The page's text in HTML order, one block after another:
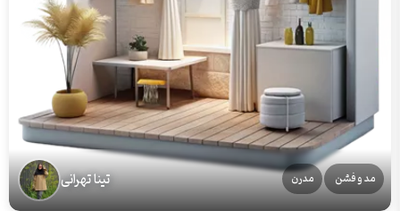
مد و فشن مدرن تینا تهرانی